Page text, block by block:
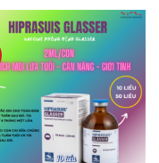
242.000 ₫